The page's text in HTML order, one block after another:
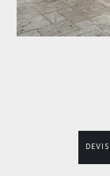
DEVIS